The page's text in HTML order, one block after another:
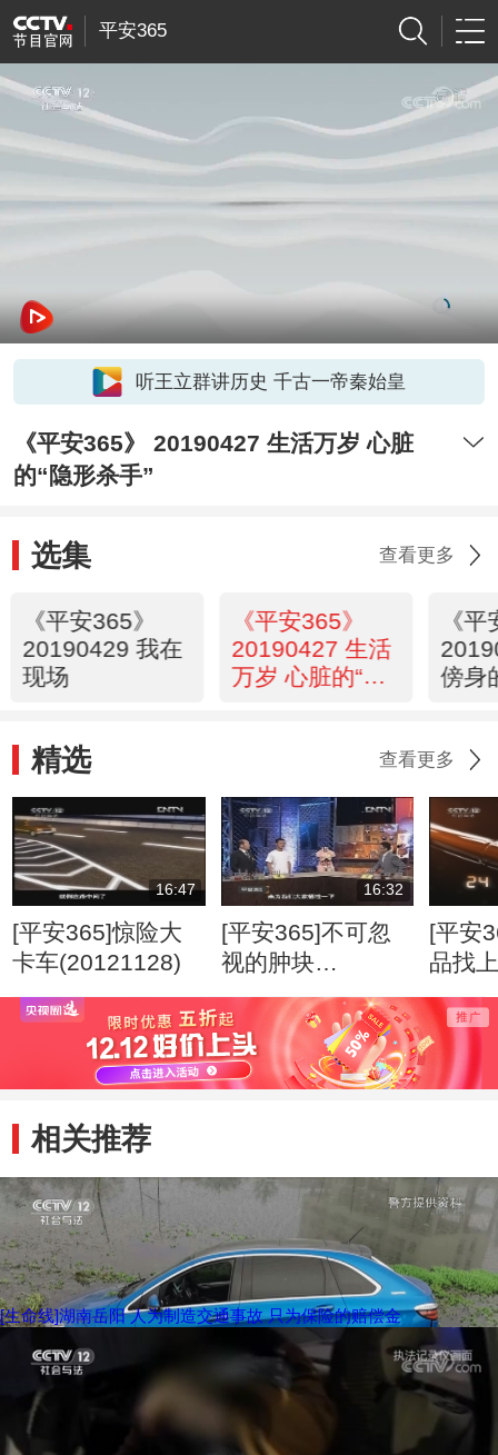
平安365
听王立群讲历史 千古一帝秦始皇
《平安365》 20190427 生活万岁 心脏
的“隐形杀手”
选集 查看更多
《平安365》
20190429 我在
现场
《平安365》
20190427 生活
万岁 心脏的“隐
《
傍身
精选 查看更多
16:47
[平安365]惊险大
卡车(20121128)
16:32
[平安365]不可忽
视的肿块
(20120807)
[平安
品找
相关推荐
[生命线]湖南岳阳 人为制造交通事故 只为保险的赔偿金